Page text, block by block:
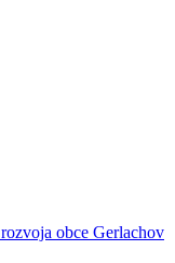
obce Gerlachov